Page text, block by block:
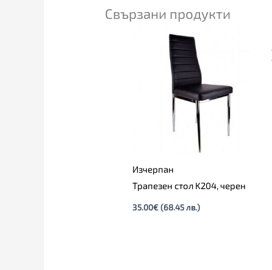
Свързани продукти
Изчерпан
Трапезен стол K204, черен
35.00€(68.45 лв.)